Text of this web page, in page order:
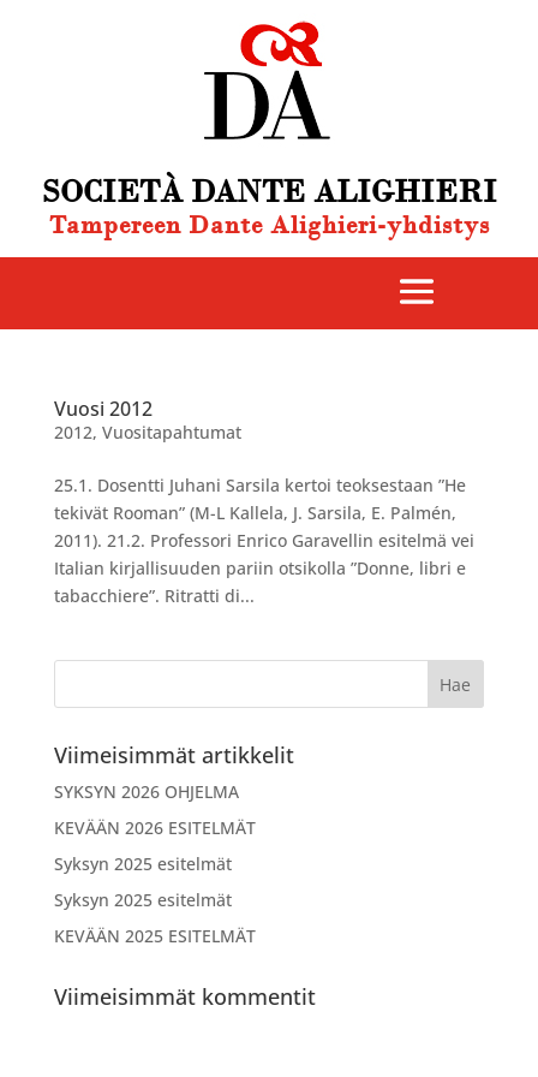
SOCIETÀ DANTE ALIGHIERI
Tampereen Dante Alighieri-yhdistys
Vuosi 2012
2012, Vuositapahtumat
25.1. Dosentti Juhani Sarsila kertoi teoksestaan ”He
tekivät Rooman” (M-L Kallela, J. Sarsila, E. Palmén,
2011). 21.2. Professori Enrico Garavellin esitelmä vei
Italian kirjallisuuden pariin otsikolla ”Donne, libri e
tabacchiere”. Ritratti di...
Viimeisimmät artikkelit
SYKSYN 2026 OHJELMA
KEVÄÄN 2026 ESITELMÄT
Syksyn 2025 esitelmät
Syksyn 2025 esitelmät
KEVÄÄN 2025 ESITELMÄT
Viimeisimmät kommentit